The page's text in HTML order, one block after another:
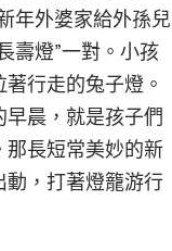
年外婆家給外孫兒
壽燈”一對。小孩
行走的兔子燈。
晨，就是孩子們
長短常美妙的新
，打著燈籠游行